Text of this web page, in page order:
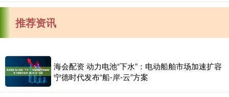
推荐资讯
海会配资 动力电池“下水”：电动船舶市场加速扩容
宁德时代发布“船-岸-云”方案